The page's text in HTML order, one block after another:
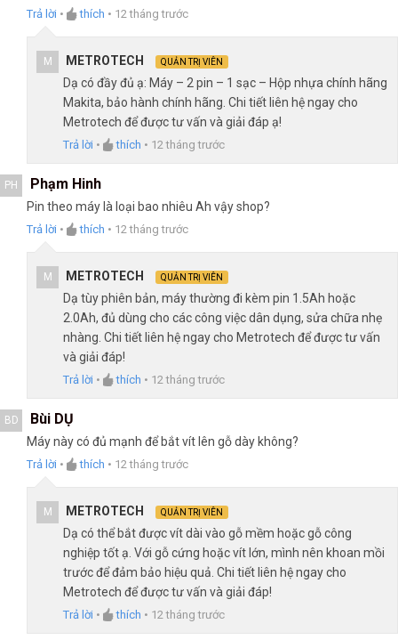
Trả lời • thích • 12 tháng trước
M METROTECH QUẢN TRỊ VIÊN
Dạ có đầy đủ ạ: Máy – 2 pin – 1 sạc – Hộp nhựa chính hãng
Makita, bảo hành chính hãng. Chi tiết liên hệ ngay cho
Metrotech để được tư vấn và giải đáp ạ!
Trả lời • thích • 12 tháng trước
PH Phạm Hinh
Pin theo máy là loại bao nhiêu Ah vậy shop?
Trả lời • thích • 12 tháng trước
M METROTECH QUẢN TRỊ VIÊN
Dạ tùy phiên bản, máy thường đi kèm pin 1.5Ah hoặc
2.0Ah, đủ dùng cho các công việc dân dụng, sửa chữa nhẹ
nhàng. Chi tiết liên hệ ngay cho Metrotech để được tư vấn
và giải đáp!
Trả lời • thích • 12 tháng trước
BD Bùi DỤ
Máy này có đủ mạnh để bắt vít lên gỗ dày không?
Trả lời • thích • 12 tháng trước
M METROTECH QUẢN TRỊ VIÊN
Dạ có thể bắt được vít dài vào gỗ mềm hoặc gỗ công
nghiệp tốt ạ. Với gỗ cứng hoặc vít lớn, mình nên khoan mồi
trước để đảm bảo hiệu quả. Chi tiết liên hệ ngay cho
Metrotech để được tư vấn và giải đáp!
Trả lời • thích • 12 tháng trước